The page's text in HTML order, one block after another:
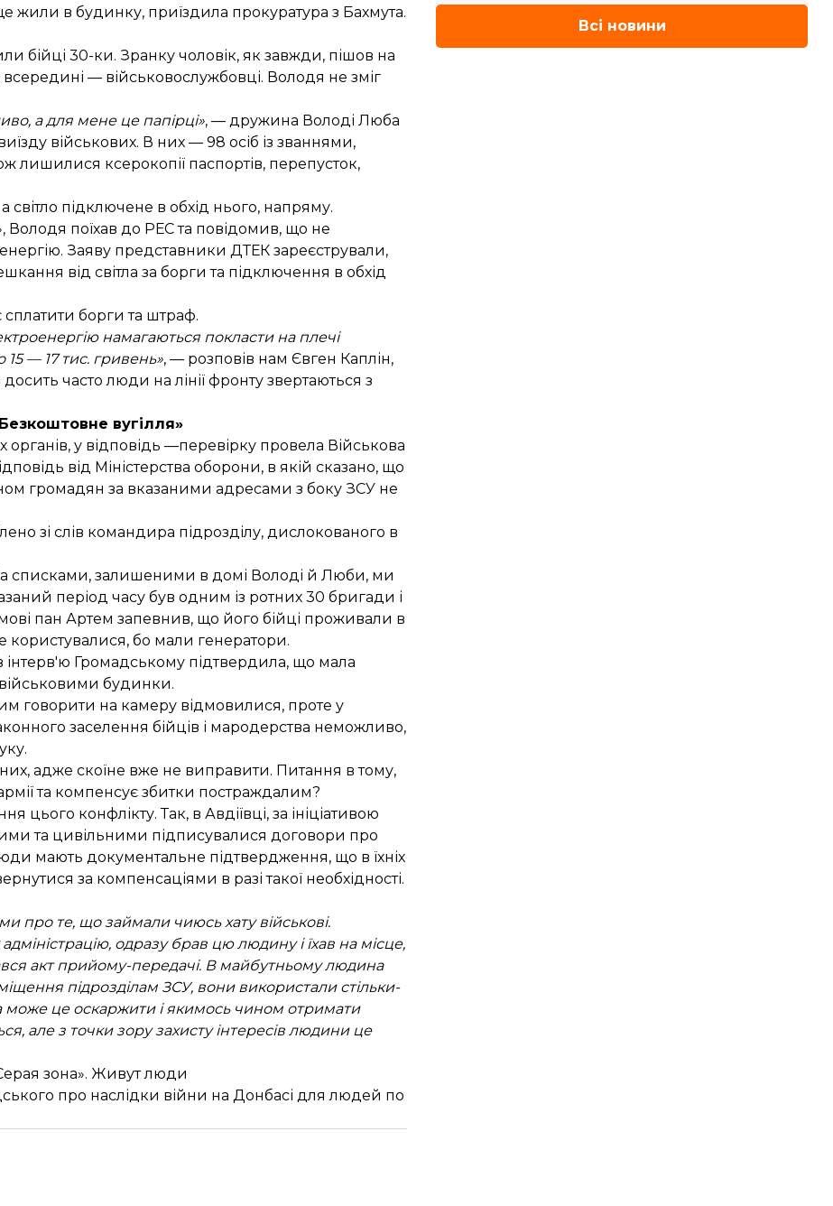
жили в будинку, приїздила прокуратура з Бахмута.
бійці 30-ки. Зранку чоловік, як завжди, пішов на
— військовослужбовці. Володя не зміг
а для мене це папірці», — дружина Володі Люба
військових. В них — 98 осіб із званнями,
лишилися ксерокопії паспортів, перепусток,
підключене в обхід нього, напряму.
Володя поїхав до РЕС та повідомив, що не
Заяву представники ДТЕК зареєстрували,
від світла за борги та підключення в обхід
борги та штраф.
намагаються покласти на плечі
15 — 17 тис. гривень», — розповів нам Євген Каплін,
досить часто люди на лінії фронту звертаються з
вугілля»
у відповідь —перевірку провела Військова
від Міністерства оборони, в якій сказано, що
громадян за вказаними адресами з боку ЗСУ не
зі слів командира підрозділу, дислокованого в
списками, залишеними в домі Володі й Люби, ми
період часу був одним із ротних 30 бригади і
пан Артем запевнив, що його бійці проживали в
користувалися, бо мали генератори.
Громадському підтвердила, що мала
будинки.
говорити на камеру відмовилися, проте у
заселення бійців і мародерства неможливо,
адже скоїне вже не виправити. Питання в тому,
та компенсує збитки постраждалим?
цього конфлікту. Так, в Авдіївці, за ініціативою
та цивільними підписувалися договори про
мають документальне підтвердження, що в їхніх
за компенсаціями в разі такої необхідності.
про те, що займали чиюсь хату військові.
одразу брав цю людину і їхав на місце,
акт прийому-передачі. В майбутньому людина
підрозділам ЗСУ, вони використали стільки-
може це оскаржити і якимось чином отримати
але з точки зору захисту інтересів людини це
зона». Живут люди
про наслідки війни на Донбасі для людей по
Всі новини